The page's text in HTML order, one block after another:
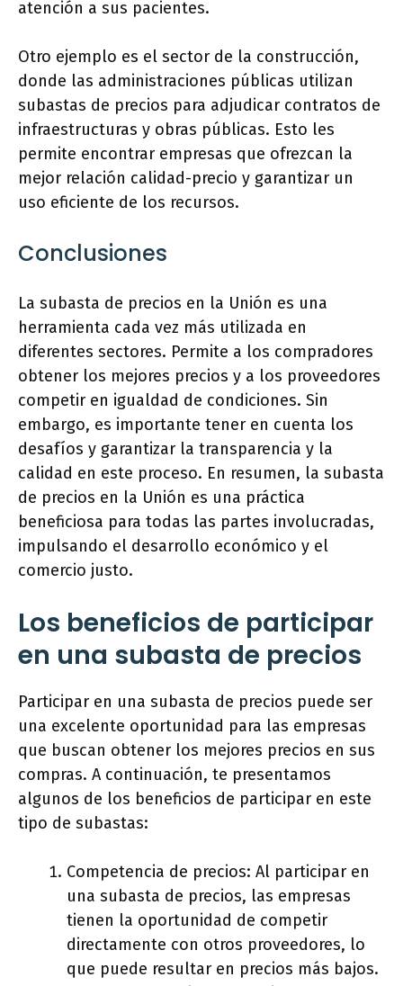
atención a sus pacientes.
Otro ejemplo es el sector de la construcción,
donde las administraciones públicas utilizan
subastas de precios para adjudicar contratos de
infraestructuras y obras públicas. Esto les
permite encontrar empresas que ofrezcan la
mejor relación calidad-precio y garantizar un
uso eficiente de los recursos.
Conclusiones
La subasta de precios en la Unión es una
herramienta cada vez más utilizada en
diferentes sectores. Permite a los compradores
obtener los mejores precios y a los proveedores
competir en igualdad de condiciones. Sin
embargo, es importante tener en cuenta los
desafíos y garantizar la transparencia y la
calidad en este proceso. En resumen, la subasta
de precios en la Unión es una práctica
beneficiosa para todas las partes involucradas,
impulsando el desarrollo económico y el
comercio justo.
Los beneficios de participar
en una subasta de precios
Participar en una subasta de precios puede ser
una excelente oportunidad para las empresas
que buscan obtener los mejores precios en sus
compras. A continuación, te presentamos
algunos de los beneficios de participar en este
tipo de subastas:
Competencia de precios: Al participar en
una subasta de precios, las empresas
tienen la oportunidad de competir
directamente con otros proveedores, lo
que puede resultar en precios más bajos.